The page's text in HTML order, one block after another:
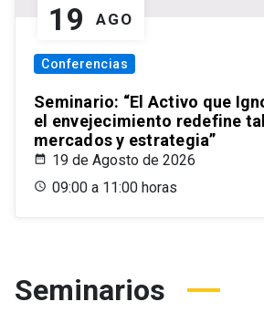
19 AGO
Conferencias
Seminario: “El Activo que
el envejecimiento redefine
mercados y estrategia”
19 de Agosto de 2026
09:00 a 11:00 horas
Seminarios